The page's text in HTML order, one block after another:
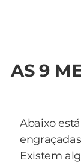
AS 9
Abaixo
Existem